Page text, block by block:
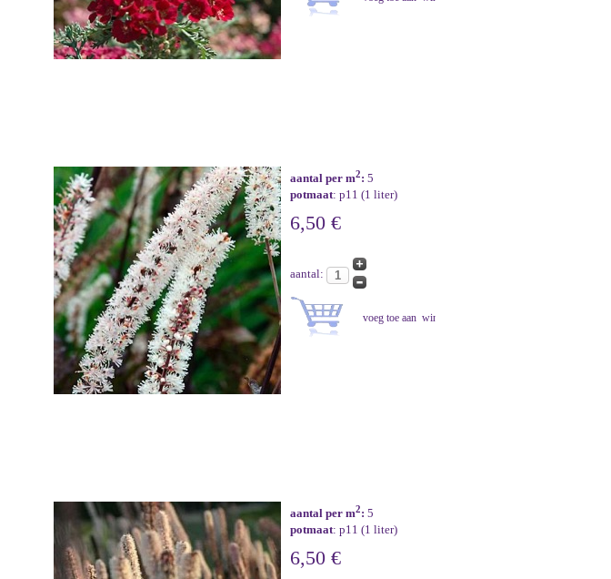
aantal per m2: 5
potmaat: p11 (1 liter)
6,50 €
aantal:
aantal per m2: 5
potmaat: p11 (1 liter)
6,50 €